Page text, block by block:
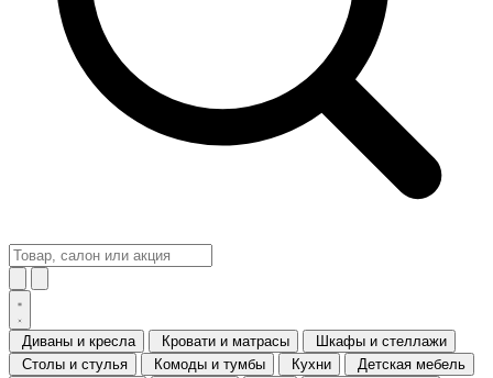
Диваны и кресла Кровати и матрасы
Шкафы и стеллажи
Столы и стулья
Комоды и тумбы Кухни
Детская мебель